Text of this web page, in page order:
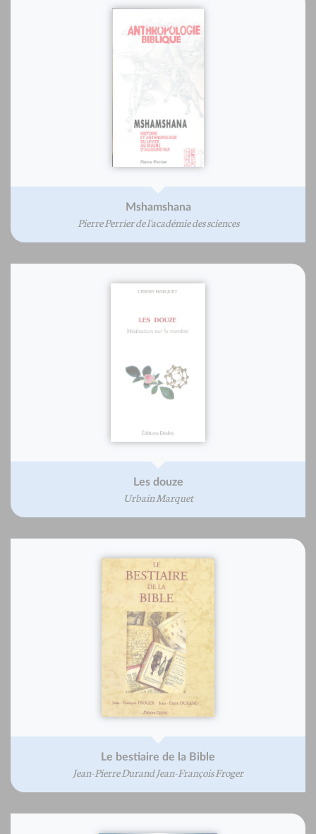
Mshamshana
Pierre Perrier de l'académie des sciences
Les douze
Urbain Marquet
Le bestiaire de la Bible
Jean-Pierre Durand Jean-François Froger